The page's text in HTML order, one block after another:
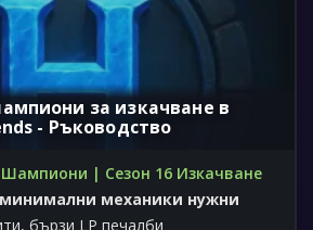
за изкачване в
- Ръководство
Шампиони | Сезон 16 Изкачване
минимални механики нужни
бързи LP печалби